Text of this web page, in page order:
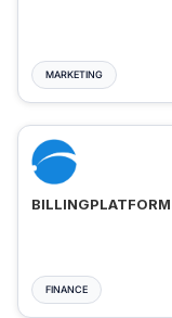
MARKETING
BILLINGPLATFORM
FINANCE